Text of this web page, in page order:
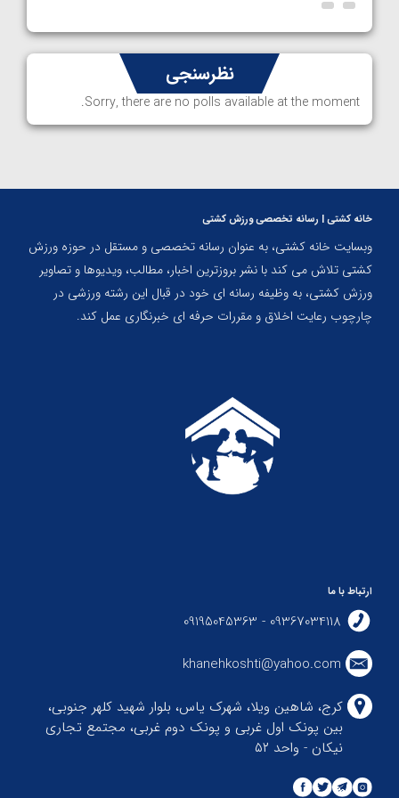
نظرسنجی
Sorry, there are no polls available at the moment.
خانه کشتی | رسانه تخصصی ورزش کشتی
وبسایت خانه کشتی، به عنوان رسانه تخصصی و مستقل در حوزه ورزش
کشتی تلاش می کند با نشر بروزترین اخبار، مطالب، ویدیوها و تصاویر
ورزش کشتی، به وظیفه رسانه ای خود در قبال این رشته ورزشی در
چارچوب رعایت اخلاق و مقررات حرفه ای خبرنگاری عمل کند.
ارتباط با ما
09367034118 - 09195045363
khanehkoshti@yahoo.com
کرج، شاهین ویلا، شهرک یاس، بلوار شهید کلهر جنوبی،
بین پونک اول غربی و پونک دوم غربی، مجتمع تجاری
نیکان - واحد ۵۲